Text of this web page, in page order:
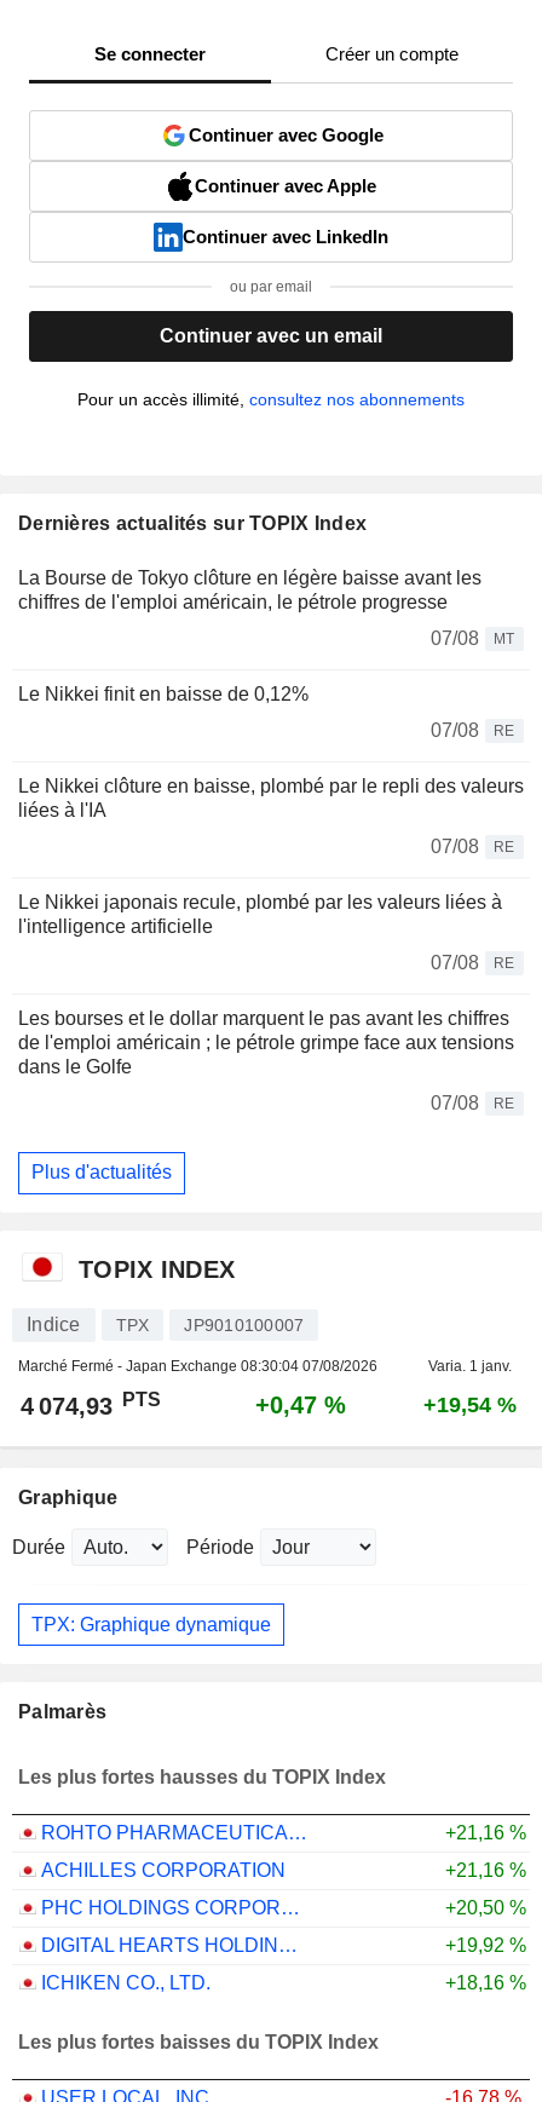
Se connecter Créer un compte
Continuer avec Google
Continuer avec Apple
Continuer avec LinkedIn
ou par email
Continuer avec un email
Pour un accès illimité, consultez nos abonnements
Dernières actualités sur TOPIX Index
La Bourse de Tokyo clôture en légère baisse avant les
chiffres de l'emploi américain, le pétrole progresse
07/08
MT
Le Nikkei finit en baisse de 0,12%
07/08
RE
Le Nikkei clôture en baisse, plombé par le repli des valeurs
liées à l'IA
07/08
RE
Le Nikkei japonais recule, plombé par les valeurs liées à
l'intelligence artificielle
07/08
RE
Les bourses et le dollar marquent le pas avant les chiffres
de l'emploi américain ; le pétrole grimpe face aux tensions
dans le Golfe
07/08
RE
Plus d'actualités
TOPIX INDEX
Indice TPX JP9010100007
Marché Fermé - Japan Exchange 08:30:04 07/08/2026 Varia. 1 janv.
4 074,93 PTS +0,47 % +19,54 %
Graphique
Durée Période
TPX: Graphique dynamique
Palmarès
Les plus fortes hausses du TOPIX Index
ROHTO PHARMACEUTICAL CO.,LTD.
+21,16 %
ACHILLES CORPORATION
+21,16 %
PHC HOLDINGS CORPORATION
+20,50 %
DIGITAL HEARTS HOLDINGS CO., LTD.
+19,92 %
ICHIKEN CO., LTD.
+18,16 %
Les plus fortes baisses du TOPIX Index